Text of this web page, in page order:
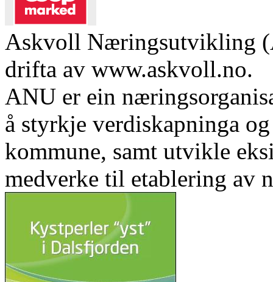
Askvoll Næringsutvikling
drifta av www.askvoll.no.
ANU er ein
å styrkje verdiskapninga
kommune, samt utvikle
medverke til etablering av